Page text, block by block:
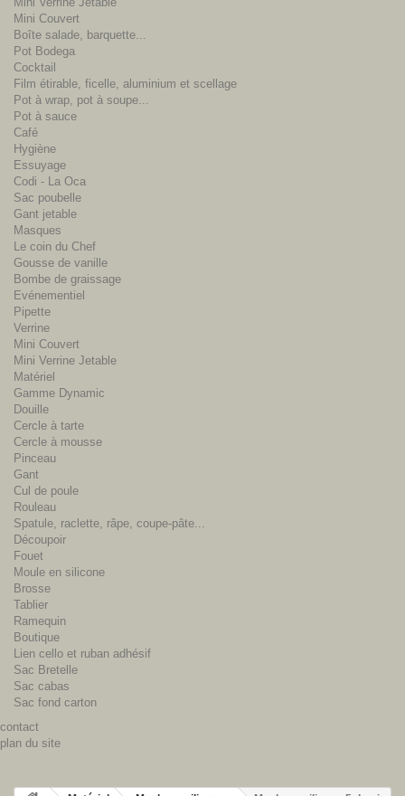
Mini Couvert
Boîte salade, barquette...
Pot Bodega
Cocktail
Film étirable, ficelle, aluminium et scellage
Pot à wrap, pot à soupe...
Pot à sauce
Café
Hygiène
Essuyage
Codi - La Oca
Sac poubelle
Gant jetable
Masques
Le coin du Chef
Gousse de vanille
Bombe de graissage
Evénementiel
Pipette
Verrine
Mini Couvert
Mini Verrine Jetable
Matériel
Gamme Dynamic
Douille
Cercle à tarte
Cercle à mousse
Pinceau
Gant
Cul de poule
Rouleau
Spatule, raclette, râpe, coupe-pâte...
Découpoir
Fouet
Moule en silicone
Brosse
Tablier
Ramequin
Boutique
Lien cello et ruban adhésif
Sac Bretelle
Sac cabas
Sac fond carton
contact
plan du site